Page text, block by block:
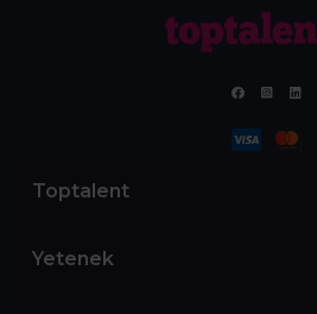
Toptalent
Yetenek